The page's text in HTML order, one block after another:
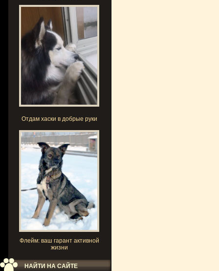
Отдам хаски в добрые руки
Флейм: ваш гарант активной
жизни
НАЙТИ НА САЙТЕ